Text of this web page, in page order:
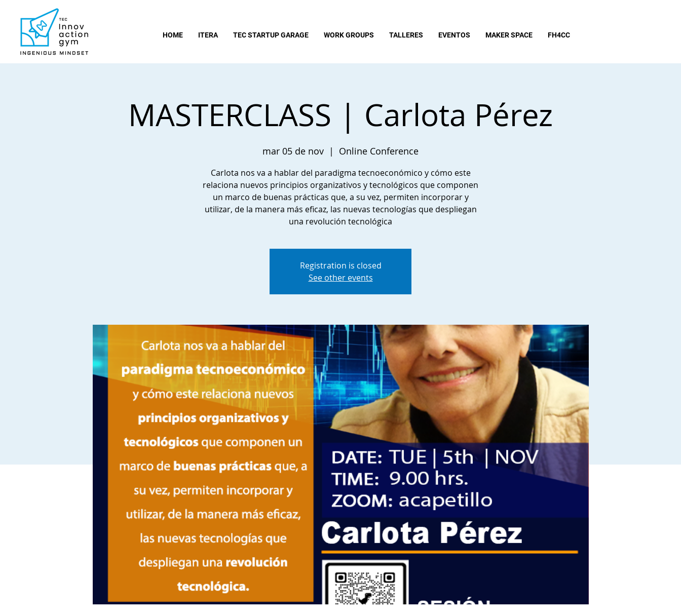
HOME ITERA TEC STARTUP GARAGE WORK GROUPS TALLERES EVENTOS MAKER SPACE FH4CC
MASTERCLASS | Carlota Pérez
mar 05 de nov
  |
Online Conference
Carlota nos va a hablar del paradigma tecnoeconómico y cómo este
relaciona nuevos principios organizativos y tecnológicos que componen
un marco de buenas prácticas que, a su vez, permiten incorporar y
utilizar, de la manera más eficaz, las nuevas tecnologías que despliegan
una revolución tecnológica
Registration is closed
See other events